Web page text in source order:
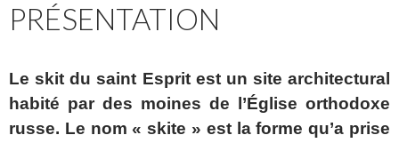
PRÉSENTATION
Le skit du saint Esprit est un site architectural
habité par des moines de l’Église orthodoxe
russe. Le nom « skite » est la forme qu’a prise